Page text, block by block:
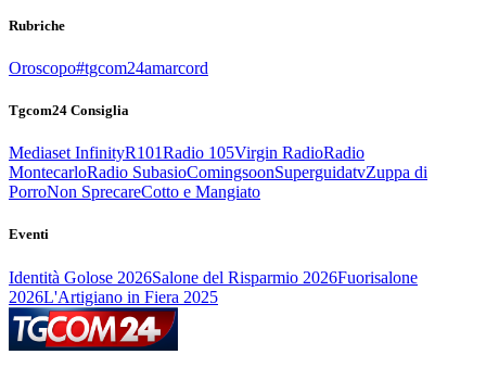
Rubriche
Oroscopo#tgcom24amarcord
Tgcom24 Consiglia
Mediaset InfinityR101Radio 105Virgin RadioRadio
MontecarloRadio SubasioComingsoonSuperguidatvZuppa di
PorroNon SprecareCotto e Mangiato
Eventi
Identità Golose 2026Salone del Risparmio 2026Fuorisalone
2026L'Artigiano in Fiera 2025